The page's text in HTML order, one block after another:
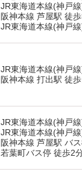
JR東海道本線(神戸
阪神本線 芦屋駅 徒
JR東海道本線(神戸
JR東海道本線(神戸
阪神本線 打出駅 徒
JR東海道本線(神戸
JR東海道本線(神戸
阪神本線 芦屋駅 バ
若葉町バス停 徒歩2